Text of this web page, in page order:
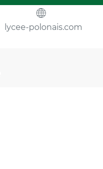
lycee-polonais.com